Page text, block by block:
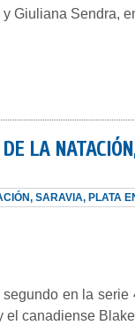
Giuliana Sendra,
LA
en la
canadiense